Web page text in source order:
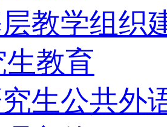
教学组织
教育
生公共外